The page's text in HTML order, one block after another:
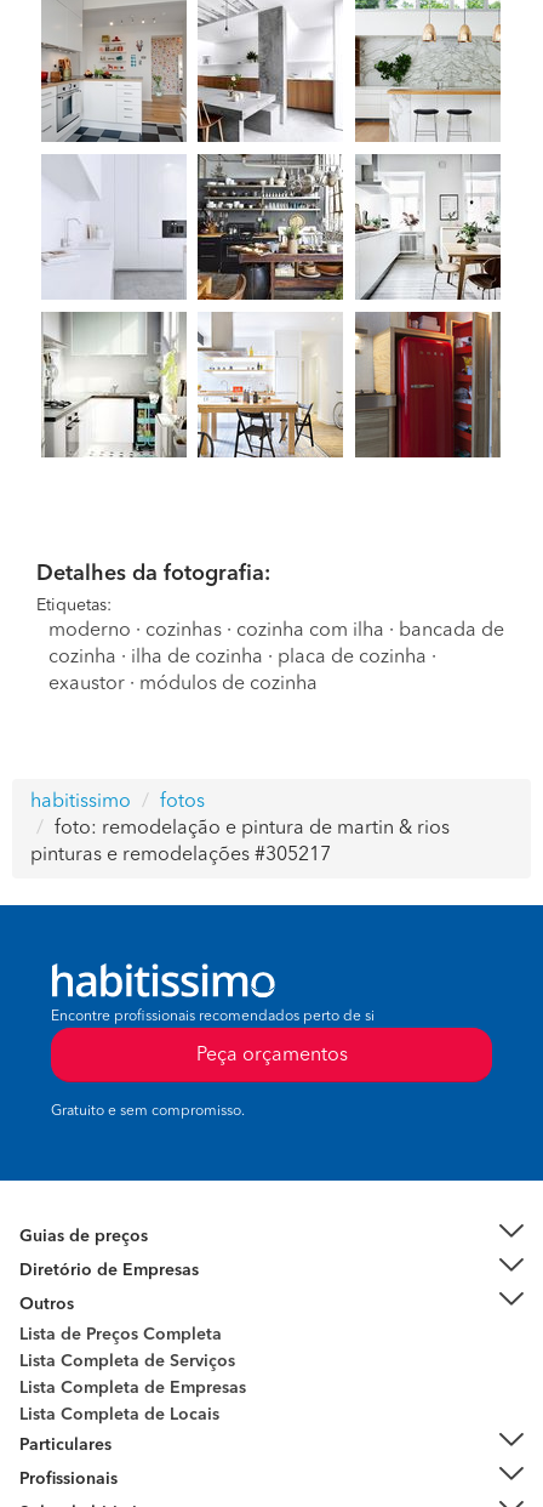
Detalhes da fotografia:
Etiquetas:
moderno · cozinhas · cozinha com ilha · bancada de
cozinha · ilha de cozinha · placa de cozinha ·
exaustor · módulos de cozinha
habitissimo
fotos
foto: remodelação e pintura de martin & rios
pinturas e remodelações #305217
Encontre profissionais recomendados perto de si
Peça orçamentos
Gratuito e sem compromisso.
Guias de preços
Diretório de Empresas
Outros
Lista de Preços Completa
Lista Completa de Serviços
Lista Completa de Empresas
Lista Completa de Locais
Particulares
Profissionais